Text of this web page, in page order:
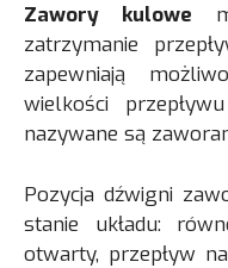
Zawory kulowe
zatrzymanie
zapewniają
wielkości
nazywane są
Pozycja dźwigni
stanie układu:
otwarty, przepływ